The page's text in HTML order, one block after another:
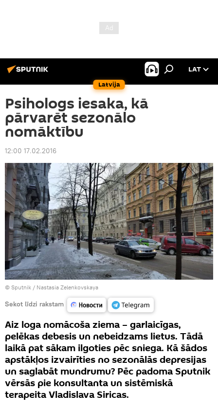
Latvija
LAT
Psihologs iesaka, kā
pārvarēt sezonālo
nomāktību
12:00 17.02.2016
© Sputnik / Nastasia Zelenkovskaya
Sekot līdzi rakstam
Aiz loga nomācoša ziema – garlaicīgas,
pelēkas debesis un nebeidzams lietus. Tādā
laikā pat sākam ilgoties pēc sniega. Kā šādos
apstākļos izvairīties no sezonālās depresijas
un saglabāt mundrumu? Pēc padoma Sputnik
vērsās pie konsultanta un sistēmiskā
terapeita Vladislava Siricas.